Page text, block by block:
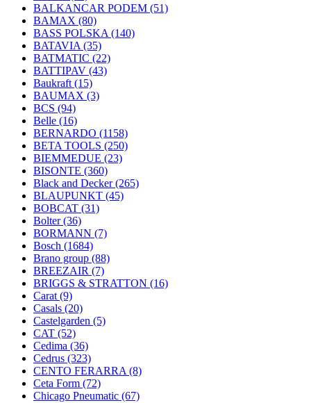
BALKANCAR PODEM (51)
BAMAX (80)
BASS POLSKA (140)
BATAVIA (35)
BATMATIC (22)
BATTIPAV (43)
Baukraft (15)
BAUMAX (3)
BCS (94)
Belle (16)
BERNARDO (1158)
BETA TOOLS (250)
BIEMMEDUE (23)
BISONTE (360)
Black and Decker(265)
BLAUPUNKT (45)
BOBCAT (31)
Bolter(36)
BORMANN (7)
Bosch (1684)
Brano group (88)
BREEZAIR (7)
BRIGGS & STRATTON (16)
Carat (9)
Casals (20)
Castelgarden (5)
CAT (52)
Cedima (36)
Cedrus (323)
CENTO FERARRA (8)
Ceta Form (72)
Chicago Pneumatic (67)